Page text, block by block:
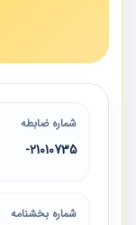
شماره ضابطه
21010735-
شماره بخشنامه